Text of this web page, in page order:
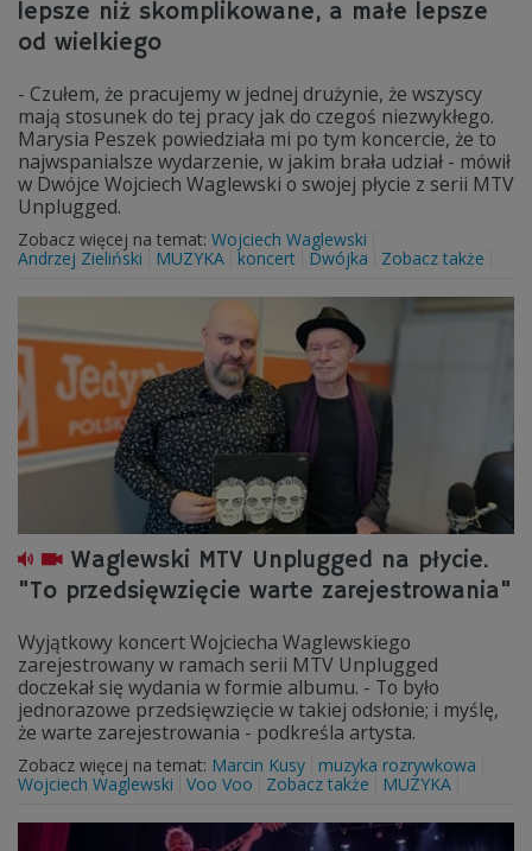
lepsze niż skomplikowane, a małe lepsze
od wielkiego
- Czułem, że pracujemy w jednej drużynie, że wszyscy
mają stosunek do tej pracy jak do czegoś niezwykłego.
Marysia Peszek powiedziała mi po tym koncercie, że to
najwspanialsze wydarzenie, w jakim brała udział - mówił
w Dwójce Wojciech Waglewski o swojej płycie z serii MTV
Unplugged.
Zobacz więcej na temat: Wojciech Waglewski
Andrzej Zieliński
MUZYKA koncert Dwójka Zobacz także
Waglewski MTV Unplugged na płycie.
"To przedsięwzięcie warte zarejestrowania"
Wyjątkowy koncert Wojciecha Waglewskiego
zarejestrowany w ramach serii MTV Unplugged
doczekał się wydania w formie albumu. - To było
jednorazowe przedsięwzięcie w takiej odsłonie; i myślę,
że warte zarejestrowania - podkreśla artysta.
Zobacz więcej na temat: Marcin Kusy
muzyka rozrywkowa
Wojciech Waglewski
Voo Voo Zobacz także MUZYKA